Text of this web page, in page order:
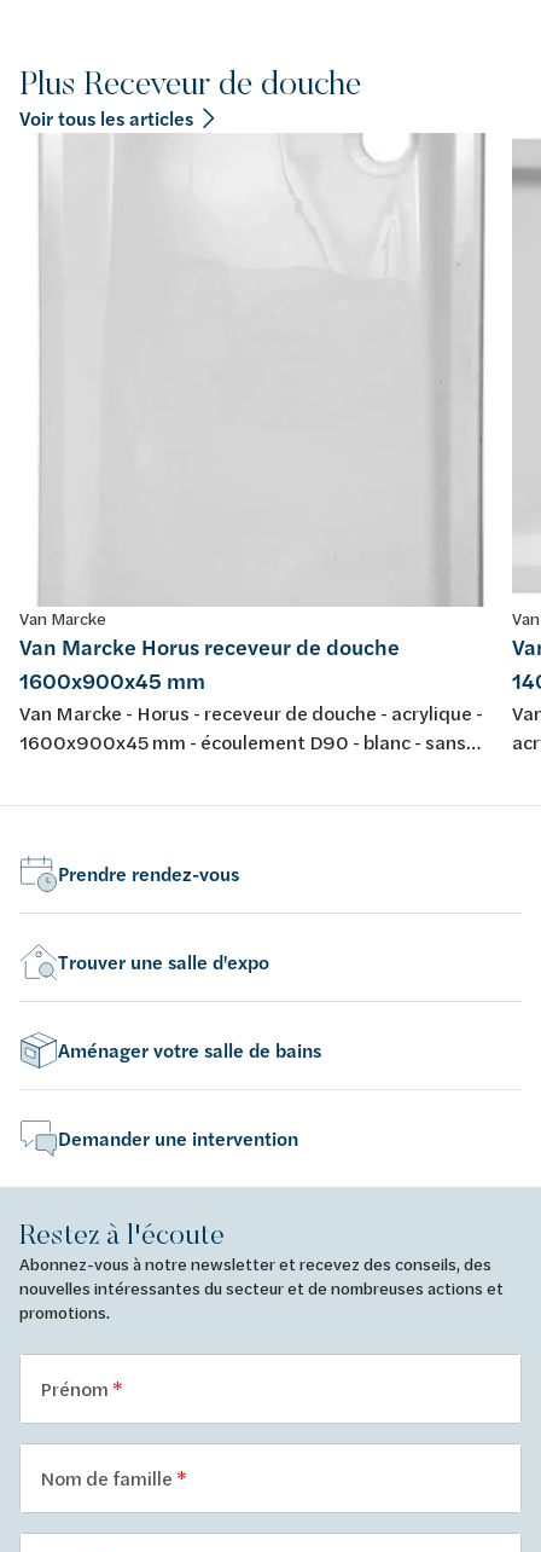
Plus Receveur de douche
Voir tous les articles
Van Marcke
Van Marcke Horus receveur de douche
1600x900x45 mm
Van Marcke - Horus - receveur de douche - acrylique -
1600x900x45 mm - écoulement D90 - blanc - sans
européennes EN 198 , EN 232 & EN 14516: 2010
Prendre rendez-vous
Trouver une salle d'expo
Aménager votre salle de bains
Demander une intervention
Restez à l'écoute
Abonnez-vous à notre newsletter et recevez des conseils, des
nouvelles intéressantes du secteur et de nombreuses actions et
promotions.
Prénom
Nom de famille